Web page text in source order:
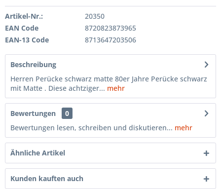
Artikel-Nr.:
20350
EAN Code
8720823873965
EAN-13 Code
8713647203506
Beschreibung
Herren Perücke schwarz matte 80er Jahre Perücke schwarz
mit Matte . Diese achtziger... mehr
Bewertungen
0
Bewertungen lesen, schreiben und diskutieren... mehr
Ähnliche Artikel
Kunden kauften auch